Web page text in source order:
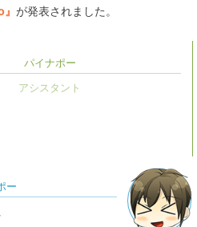
』が発表されました。
パイナポー
ー